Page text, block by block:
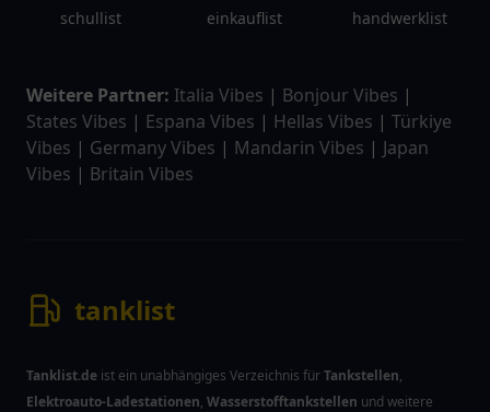
schullist einkauflist handwerklist
Weitere Partner: Italia Vibes | Bonjour Vibes |
States Vibes | Espana Vibes | Hellas Vibes | Türkiye
Vibes | Germany Vibes | Mandarin Vibes | Japan
Vibes | Britain Vibes
tanklist
Tanklist.de ist ein unabhängiges Verzeichnis fürTankstellen,
Elektroauto-Ladestationen, Wasserstofftankstellen und weitere